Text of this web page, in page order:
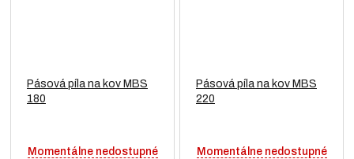
Pásová píla na kov MBS
180
Momentálne nedostupné
Pásová píla na kov MBS
220
Momentálne nedostupné